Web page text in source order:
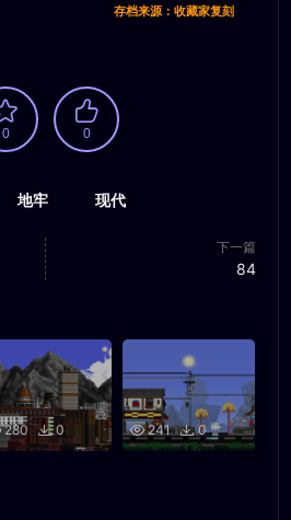
存档来源：收藏家复刻
0 0
地牢 现代
下一篇
84
280 0 241 0